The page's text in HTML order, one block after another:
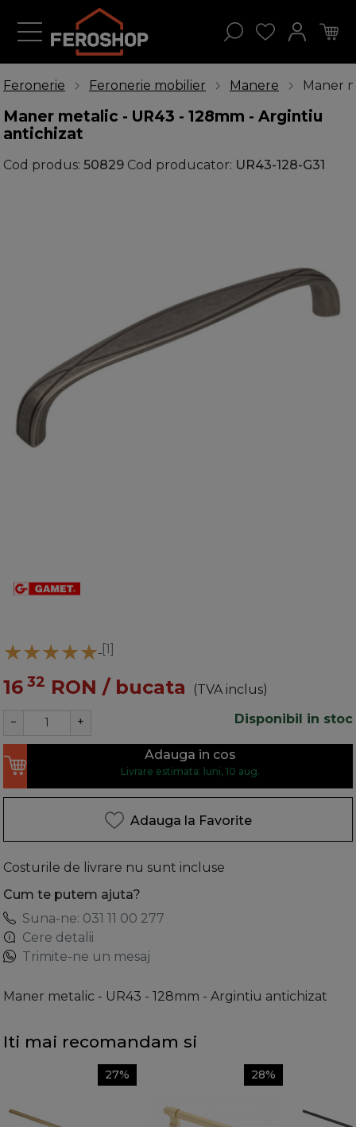
Feronerie Feronerie mobilier Manere Maner
Maner metalic - UR43 - 128mm - Argintiu
antichizat
Cod produs: 50829 Cod producator: UR43-128-G31
[1]
16 32 RON / bucata
(TVA inclus)
Disponibil in stoc
− +
Adauga in cos
Livrare estimata: luni, 10 aug.
Adauga la Favorite
Costurile de livrare nu sunt incluse
Cum te putem ajuta?
Suna-ne: 031 11 00 277
Cere detalii
Trimite-ne un mesaj
Maner metalic - UR43 - 128mm - Argintiu antichizat
Iti mai recomandam si
27% 28%